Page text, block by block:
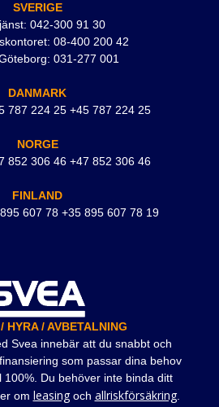
SVERIGE
042-300 91 30
08-400 200 42
031-277 001
DANMARK
787 224 25 +45 787 224 25
NORGE
852 306 46 +47 852 306 46
FINLAND
607 78 +35 895 607 78 19
HYRA / AVBETALNING
Svea innebär att du snabbt och
som passar dina behov
100%. Du behöver inte binda ditt
om leasingoch allriskförsäkring.